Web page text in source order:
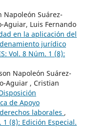
Napoleón Suárez-
Aguiar, Luis Fernando
en la aplicación del
jurídico
Vol. 8 Núm. 1 (8):
Napoleón Suárez-
Aguiar , Cristian
de Apoyo
laborales ,
1 (8): Edición Especial.